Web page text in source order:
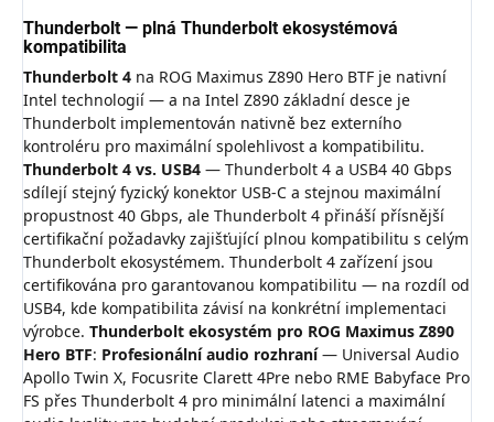
Thunderbolt — plná Thunderbolt ekosystémová
kompatibilita
Thunderbolt 4 na ROG Maximus Z890 Hero BTF je nativní
Intel technologií — a na Intel Z890 základní desce je
Thunderbolt implementován nativně bez externího
kontroléru pro maximální spolehlivost a kompatibilitu.
Thunderbolt 4 vs. USB4 — Thunderbolt 4 a USB4 40 Gbps
sdílejí stejný fyzický konektor USB-C a stejnou maximální
propustnost 40 Gbps, ale Thunderbolt 4 přináší přísnější
certifikační požadavky zajišťující plnou kompatibilitu s celým
Thunderbolt ekosystémem. Thunderbolt 4 zařízení jsou
certifikována pro garantovanou kompatibilitu — na rozdíl od
USB4, kde kompatibilita závisí na konkrétní implementaci
výrobce. Thunderbolt ekosystém pro ROG Maximus Z890
Hero BTF: Profesionální audio rozhraní— Universal Audio
Apollo Twin X, Focusrite Clarett 4Pre nebo RME Babyface Pro
FS přes Thunderbolt 4 pro minimální latenci a maximální